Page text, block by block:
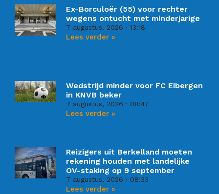
Ex-Borculoër (55) voor rechter
wegens ontucht met minderjarige
7 augustus, 2026 13:18
Lees verder »
Wedstrijd minder voor FC Eibergen
in KNVB beker
7 augustus, 2026 08:47
Lees verder »
Reizigers uit Berkelland moeten
rekening houden met landelijke
OV-staking op 9 september
7 augustus, 2026 08:33
Lees verder »